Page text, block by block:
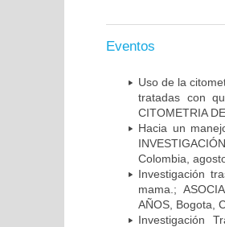
Eventos
Uso de la
tratadas con
CITOMETRIA
Hacia un
Colombia,
Investigación
mama.;
AÑOS, Bogota,
Investigación